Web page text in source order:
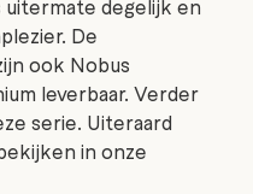
uitermate degelijk en
De
ook Nobus
leverbaar. Verder
serie. Uiteraard
in onze